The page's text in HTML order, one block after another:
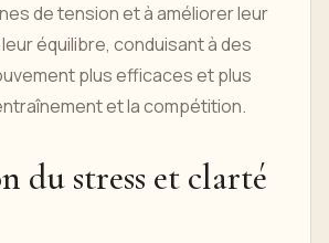
de tension et à améliorer leur
équilibre, conduisant à des
plus efficaces et plus
et la compétition.
du stress et clarté